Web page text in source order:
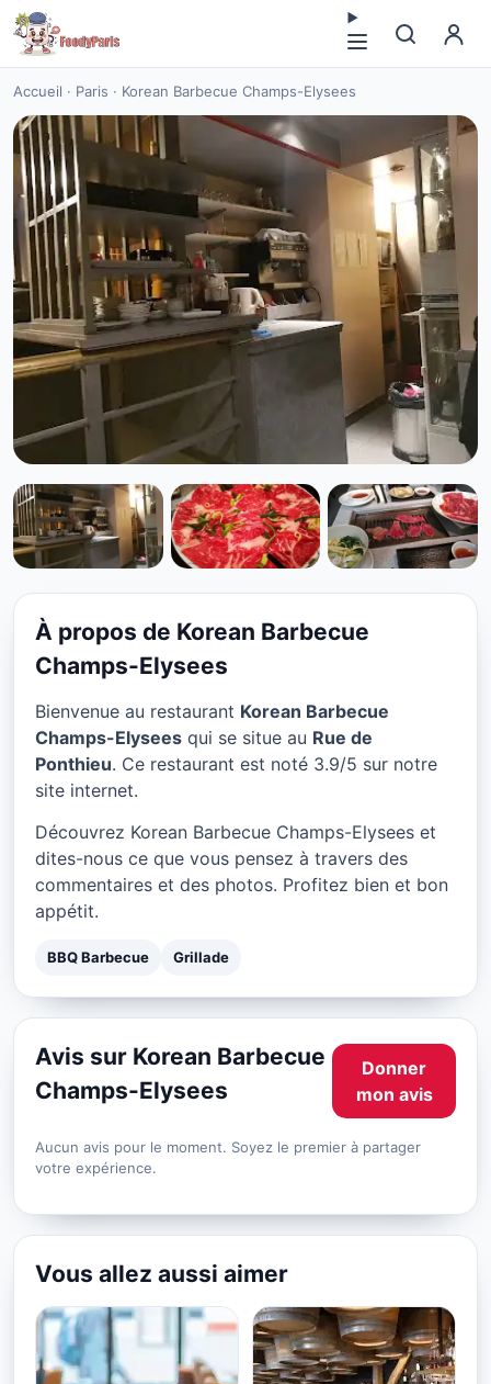
Accueil · Paris · Korean Barbecue Champs-Elysees
BBQ BARBECUE
Korean Barbecue Champs-
Elysees à Paris
★ 3.9/5
À propos de Korean Barbecue
Champs-Elysees
Bienvenue au restaurant Korean Barbecue
Champs-Elysees qui se situe au Rue de
Ponthieu. Ce restaurant est noté 3.9/5 sur notre
site internet.
Découvrez Korean Barbecue Champs-Elysees et
dites-nous ce que vous pensez à travers des
commentaires et des photos. Profitez bien et bon
appétit.
BBQ Barbecue Grillade
Avis sur Korean Barbecue
Champs-Elysees
Donner
mon avis
Aucun avis pour le moment. Soyez le premier à partager
votre expérience.
Vous allez aussi aimer